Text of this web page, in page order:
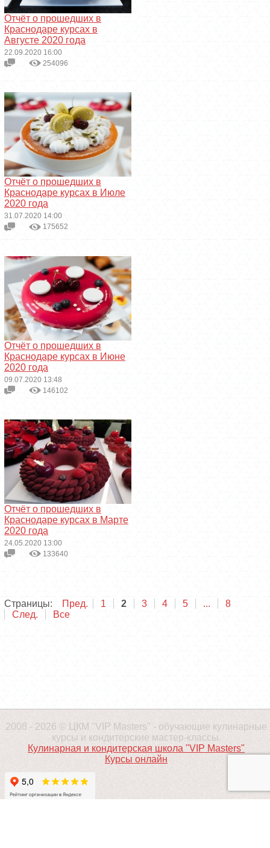
Отчёт о прошедших в
Краснодаре курсах в
Августе 2020 года
22.09.2020 16:00
254096
Отчёт о прошедших в
Краснодаре курсах в Июле
2020 года
31.07.2020 14:00
175652
Отчёт о прошедших в
Краснодаре курсах в Июне
2020 года
09.07.2020 13:48
146102
Отчёт о прошедших в
Краснодаре курсах в Марте
2020 года
24.05.2020 13:00
133640
Страницы: Пред. 1 2 3 4 5 ...
8
След.
Все
2008 - 2026 © ЦКМ "VIP Masters" - обучающие кулинарные
курсы и кондитерские мастер-классы.
Кулинарная и кондитерская школа "VIP Masters"
Курсы онлайн